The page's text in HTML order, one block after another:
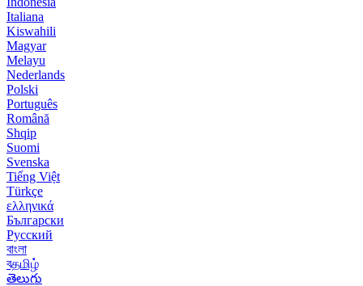
Italiana
Kiswahili
Magyar
Melayu
Nederlands
Polski
Português
Română
Shqip
Suomi
Svenska
Tiếng Việt
Türkçe
ελληνικά
Български
Русский
বাংলা
বதமிழ்
తెలుగు